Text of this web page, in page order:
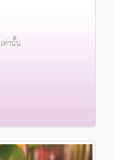
ท่านั้น